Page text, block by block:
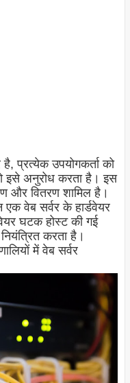
प्रत्येक उपयोगकर्ता को
इसे अनुरोध करता है। इस
और वितरण शामिल है।
वेब सर्वर के हार्डवेयर
घटक होस्ट की गई
करता है।
में वेब सर्वर